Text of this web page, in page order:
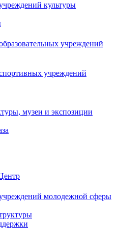
культуры
учреждений
учреждений
музеи и экспозиции
молодежной сферы